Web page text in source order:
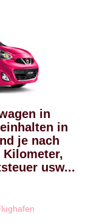
in
in
je nach
Kilometer,
usw...